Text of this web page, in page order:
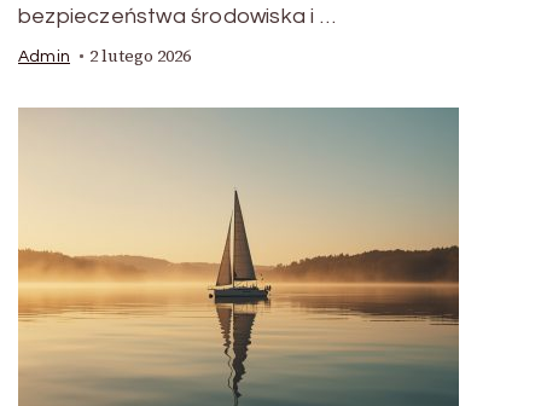
bezpieczeństwa środowiska i …
Admin 2 lutego 2026